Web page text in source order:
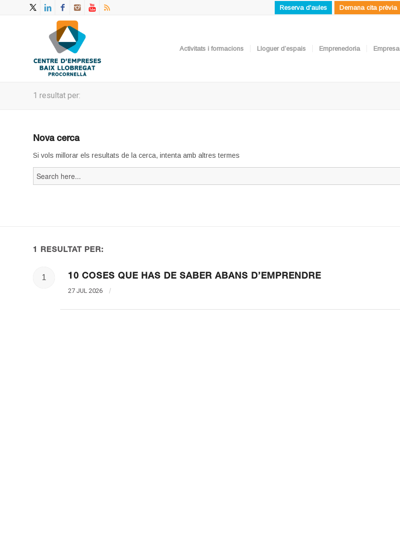
Reserva d'aules Demana cita prèvia
Activitats i formacions Lloguer d’espais Emprenedoria Empresa
1 resultat per:
Nova cerca
Si vols millorar els resultats de la cerca, intenta amb altres termes
Search
for:
1 RESULTAT PER:
1 10 COSES QUE HAS DE SABER ABANS D’EMPRENDRE
27 JUL 2026 /